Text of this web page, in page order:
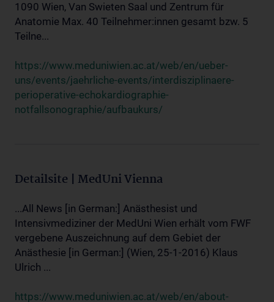
1090 Wien, Van Swieten Saal und Zentrum für
Anatomie Max. 40 Teilnehmer:innen gesamt bzw. 5
Teilne...
https://www.meduniwien.ac.at/web/en/ueber-
uns/events/jaehrliche-events/interdisziplinaere-
perioperative-echokardiographie-
notfallsonographie/aufbaukurs/
Detailsite | MedUni Vienna
...All News [in German:] Anästhesist und
Intensivmediziner der MedUni Wien erhält vom FWF
vergebene Auszeichnung auf dem Gebiet der
Anästhesie [in German:] (Wien, 25-1-2016) Klaus
Ulrich ...
https://www.meduniwien.ac.at/web/en/about-